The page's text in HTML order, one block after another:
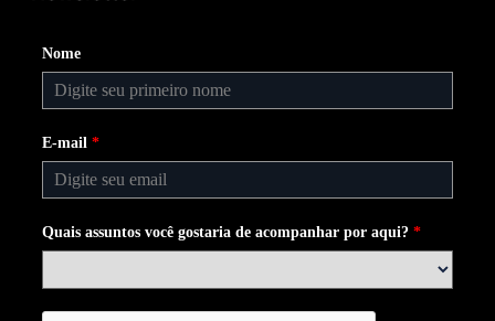
Nome
E-mail *
Quais assuntos você gostaria de acompanhar por aqui? *